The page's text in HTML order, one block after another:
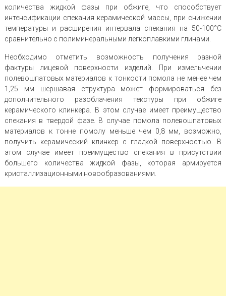
количества жидкой фазы при обжиге, что способствует
интенсификации спекания керамической массы, при снижении
температуры и расширения интервала спекания на 50-100°С
сравнительно с полиминеральными легкоплавкими глинами.
Необходимо отметить возможность получения разной
фактуры лицевой поверхности изделий. При измельчении
полевошпатовых материалов к тонкости помола не менее чем
1,25 мм шершавая структура может формироваться без
дополнительного разоблачения текстуры при обжиге
керамического клинкера. В этом случае имеет преимущество
спекания в твердой фазе. В случае помола полевошпатовых
материалов к тонне помолу меньше чем 0,8 мм, возможно,
получить керамический клинкер с гладкой поверхностью. В
этом случае имеет преимущество спекания в присутствии
большего количества жидкой фазы, которая армируется
кристаллизационными новообразованиями.